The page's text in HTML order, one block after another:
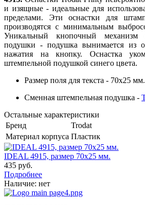
и изящные - идеальные для
пределами. Эти оснастки для
производятся с минимальным
Уникальный кнопочный механизм
подушки - подушка вынимается из
нажатия на кнопку. Оснастка
штемпельной подушкой синего цвета.
Размер поля для текста - 70х25
Сменная штемпельная подушка -
Остальные характеристики
Бренд
Trodat
Материал корпуса Пластик
IDEAL 4915, размер 70х25 мм.
435 руб.
Подробнее
Наличие: нет